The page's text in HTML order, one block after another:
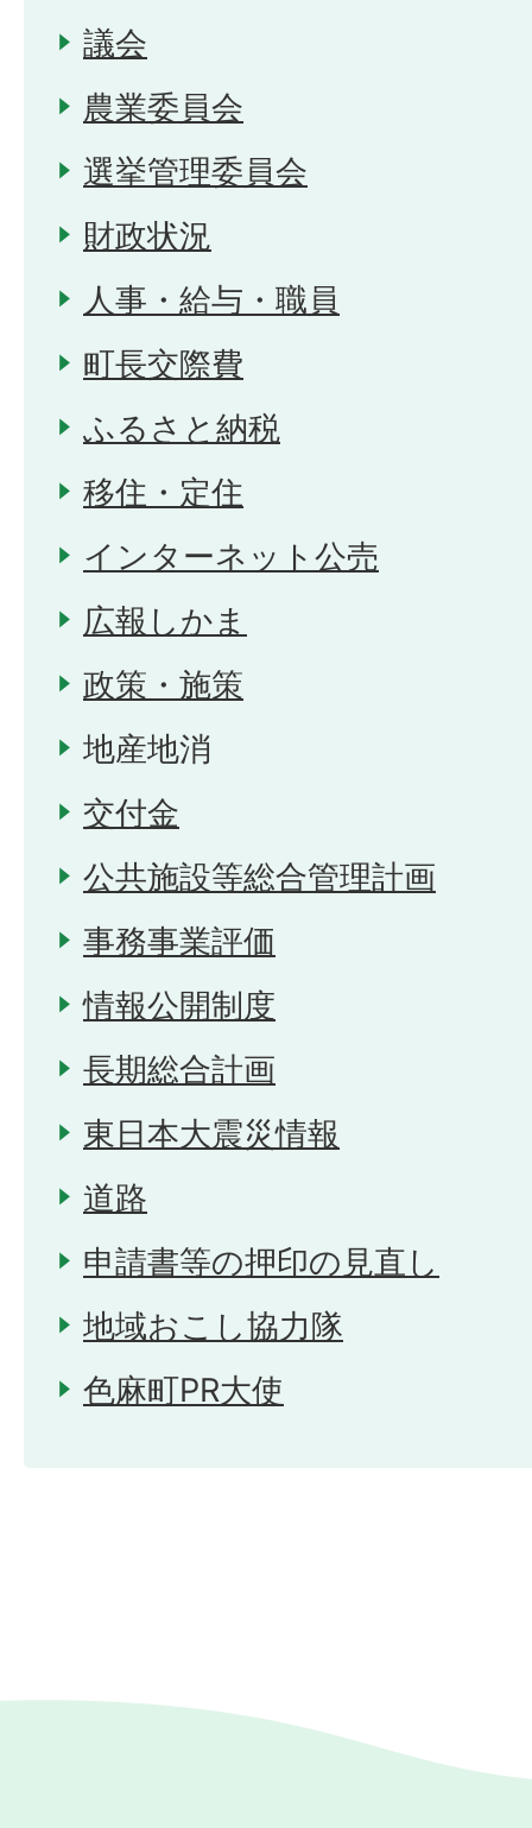
議会
農業委員会
選挙管理委員会
財政状況
人事・給与・職員
町長交際費
ふるさと納税
移住・定住
インターネット公売
広報しかま
政策・施策
地産地消
交付金
公共施設等総合管理計画
事務事業評価
情報公開制度
長期総合計画
東日本大震災情報
道路
申請書等の押印の見直し
地域おこし協力隊
色麻町PR大使